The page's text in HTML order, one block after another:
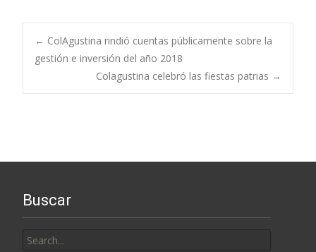
Post
navigation
← ColAgustina rindió cuentas públicamente sobre la
gestión e inversión del año 2018
Colagustina celebró las fiestas patrias →
Buscar
for: